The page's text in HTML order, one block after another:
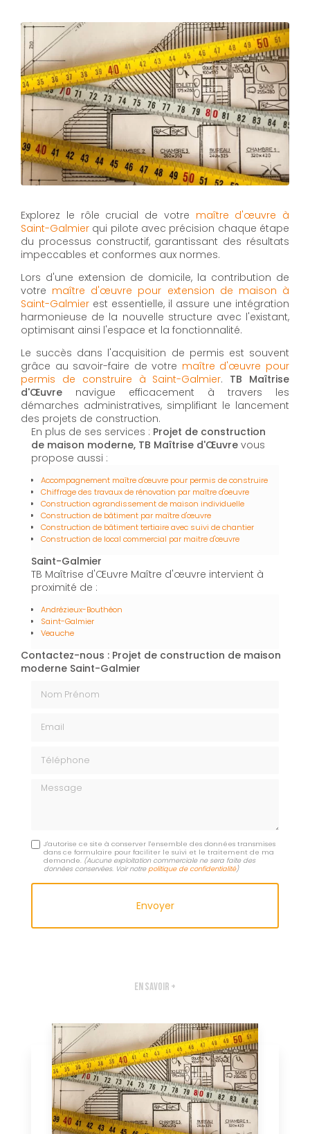
Explorez le rôle crucial de votre maître d'œuvre à
Saint-Galmier qui pilote avec précision chaque étape
du processus constructif, garantissant des résultats
impeccables et conformes aux normes.
Lors d'une extension de domicile, la contribution de
votre maître d'œuvre pour extension de maison à
Saint-Galmier est essentielle, il assure une intégration
harmonieuse de la nouvelle structure avec l'existant,
optimisant ainsi l'espace et la fonctionnalité.
Le succès dans l'acquisition de permis est souvent
grâce au savoir-faire de votre maître d'œuvre pour
permis de construire à Saint-Galmier. TB Maîtrise
d'Œuvre navigue efficacement à travers les
démarches administratives, simplifiant le lancement
des projets de construction.
En plus de ses services : Projet de construction
de maison moderne, TB Maîtrise d'Œuvre vous
propose aussi :
Accompagnement maître d'œuvre pour permis de construire
Chiffrage des travaux de rénovation par maître d'oeuvre
Construction agrandissement de maison individuelle
Construction de bâtiment par maître d'œuvre
Construction de bâtiment tertiaire avec suivi de chantier
Construction de local commercial par maitre d'œuvre
Saint-Galmier
TB Maîtrise d'Œuvre Maître d'œuvre intervient à
proximité de :
Andrézieux-Bouthéon
Saint-Galmier
Veauche
Contactez-nous : Projet de construction de maison
moderne Saint-Galmier
Message
J'autorise ce site à conserver l'ensemble des données transmises
dans ce formulaire pour faciliter le suivi et le traitement de ma
demande. (Aucune exploitation commerciale ne sera faite des
données conservées. Voir notrepolitique de confidentialité)
En savoir +